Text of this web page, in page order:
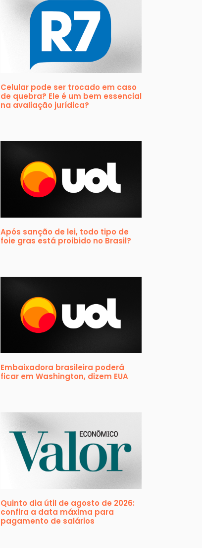
Celular pode ser trocado em caso
de quebra? Ele é um bem essencial
na avaliação jurídica?
Após sanção de lei, todo tipo de
foie gras está proibido no Brasil?
Embaixadora brasileira poderá
ficar em Washington, dizem EUA
Quinto dia útil de agosto de 2026:
confira a data máxima para
pagamento de salários